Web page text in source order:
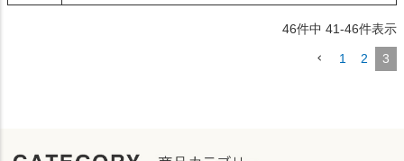
46件中 41-46件表示
1 2 3